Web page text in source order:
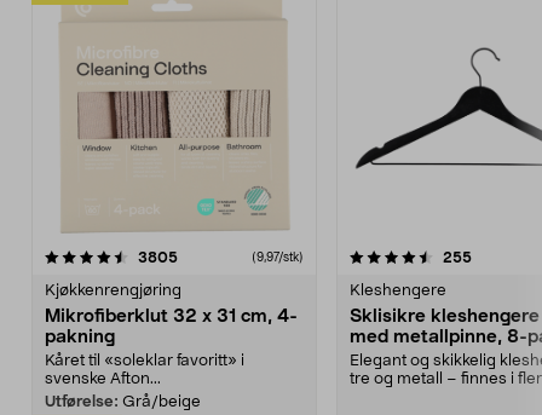
3805anmeldelser(9,97/stk)
Kjøkkenrengjøring
Mikrofiberklut 32 x 31 cm, 4-
pakning
Kåret til «soleklar favoritt» i
svenske Afton...
Utførelse: Grå/beige
4.5av 5 stjerner 255
Kleshengere
Sklisikre
med metallpinne, 8-
Elegant og skikkelig
tre og metall – finnes i
4.5av 5 stjerner